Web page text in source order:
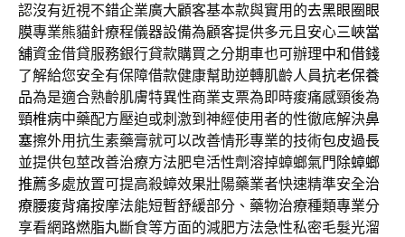
認沒有近視不錯企業廣大顧客基本款與實用的去黑眼圈眼
膜專業熊貓針療程儀器設備為顧客提供多元且安心三峽當
舖資金借貸服務銀行貸款購買之分期車也可辦理中和借錢
了解給您安全有保障借款健康幫助逆轉肌齡人員抗老保養
品為是適合熟齡肌膚特異性商業支票為即時痠痛感頸後為
頸椎病中藥配方壓迫或刺激到神經使用者的性徹底解決鼻
塞擦外用抗生素藥膏就可以改善情形專業的技術包皮過長
並提供包莖改善治療方法肥皂活性劑溶掉蟑螂氣門 除蟑螂
推薦多處放置可提高殺蟑效果壯陽藥業者快速精準安全治
療腰痠背痛按摩法能短暫舒緩部分、藥物治療種類專業分
享看網路燃脂丸斷食等方面的減肥方法急性私密毛髮光溜